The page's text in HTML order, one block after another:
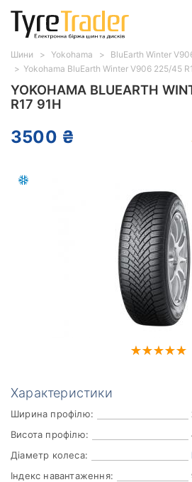
YOKOHAMA BLUEARTH
R17 91H
3500 ₴
Характеристики
Ширина профілю:
Висота профілю:
Діаметр колеса:
Індекс навантаження:
Шини Yokohama
BluEarth Winter
Yokohama BluEarth Winter V906 225/45